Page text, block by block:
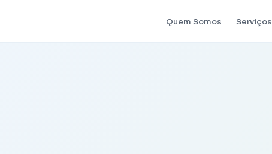
Quem Somos Serviços